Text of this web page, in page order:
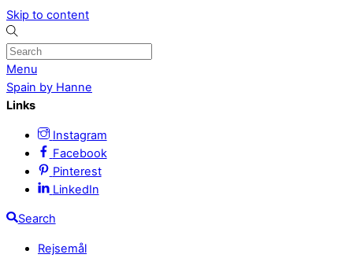
Skip to content
Menu
Spain by Hanne
Links
Instagram
Facebook
Pinterest
LinkedIn
Search
Rejsemål